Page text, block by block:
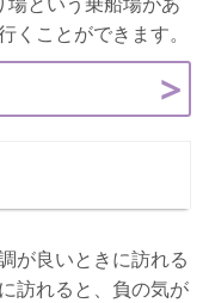
くことができます。
が良いときに訪れる
訪れると、負の気が